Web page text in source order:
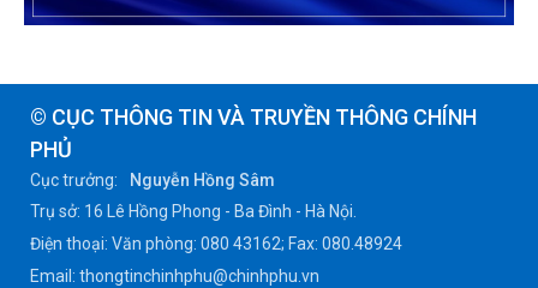
© CỤC THÔNG TIN VÀ TRUYỀN THÔNG CHÍNH
PHỦ
Cục trưởng:
Nguyễn Hồng Sâm
Trụ sở: 16 Lê Hồng Phong - Ba Đình - Hà Nội.
Điện thoại: Văn phòng: 080 43162; Fax: 080.48924
Email: thongtinchinhphu@chinhphu.vn